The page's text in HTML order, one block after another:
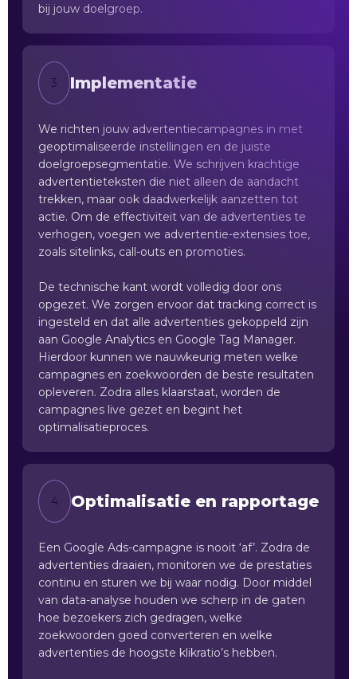
bij jouw doelgroep.
3 Implementatie
We richten jouw advertentiecampagnes in met
geoptimaliseerde instellingen en de juiste
doelgroepsegmentatie. We schrijven krachtige
advertentieteksten die niet alleen de aandacht
trekken, maar ook daadwerkelijk aanzetten tot
actie. Om de effectiviteit van de advertenties te
verhogen, voegen we advertentie-extensies toe,
zoals sitelinks, call-outs en promoties.
De technische kant wordt volledig door ons
opgezet. We zorgen ervoor dat tracking correct is
ingesteld en dat alle advertenties gekoppeld zijn
aan Google Analytics en Google Tag Manager.
Hierdoor kunnen we nauwkeurig meten welke
campagnes en zoekwoorden de beste resultaten
opleveren. Zodra alles klaarstaat, worden de
campagnes live gezet en begint het
optimalisatieproces.
4 Optimalisatie en rapportage
Een Google Ads-campagne is nooit ‘af’. Zodra de
advertenties draaien, monitoren we de prestaties
continu en sturen we bij waar nodig. Door middel
van data-analyse houden we scherp in de gaten
hoe bezoekers zich gedragen, welke
zoekwoorden goed converteren en welke
advertenties de hoogste klikratio’s hebben.